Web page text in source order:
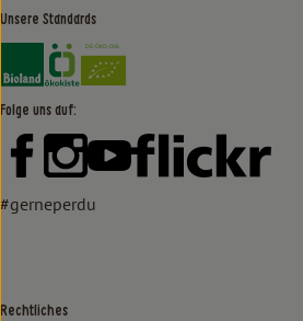
Unsere Standards
Externer Link zu https://
Externer Link zu https://
Folge uns auf:
Externer Link zu https://
Externer Link zu https://
Externer Link zu
#gerneperdu
Rechtliches